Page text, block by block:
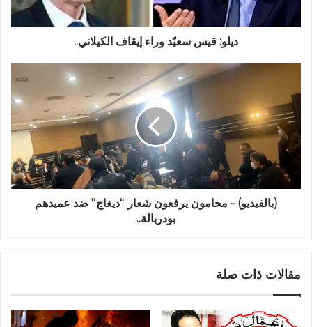
ديلو: قيس سعيّد وراء إيقاف الكيلاني..
(بالفيديو) - محامون يرفعون شعار ''ديغاج'' ضد عميدهم
بودربالة..
مقالات ذات صلة